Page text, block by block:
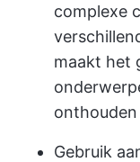
complexe
maakt het
Gebruik